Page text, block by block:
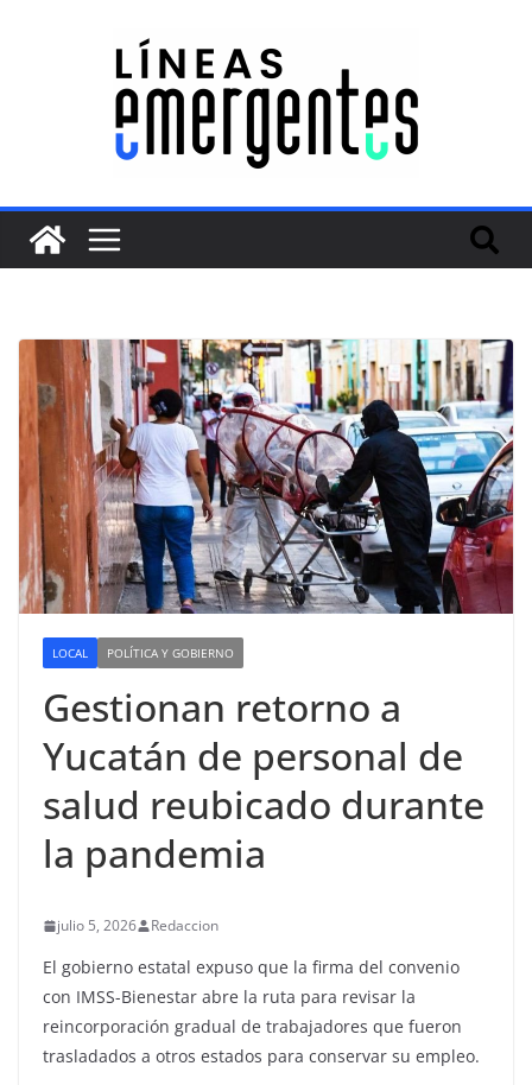
LOCAL POLÍTICA Y GOBIERNO
Gestionan retorno a
Yucatán de personal de
salud reubicado durante
la pandemia
julio 5, 2026 Redaccion
El gobierno estatal expuso que la firma del convenio
con IMSS-Bienestar abre la ruta para revisar la
reincorporación gradual de trabajadores que fueron
trasladados a otros estados para conservar su empleo.